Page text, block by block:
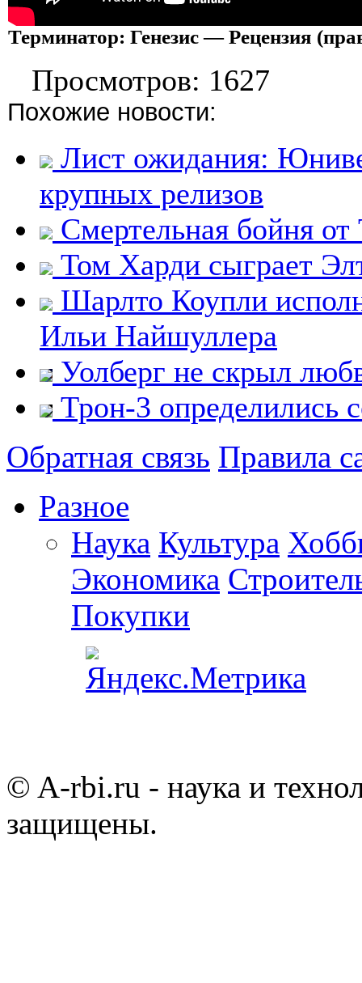
Терминатор: Генезис — Рецензия
Просмотров: 1627
Похожие новости:
Лист ожидания:
крупных релизов
Смертельная бойня
Том Харди сыграет
Шарлто Коупли
Ильи Найшуллера
Уолберг не скрыл
Трон-3 определились
Обратная связь Правила
Разное
Наука Культура
Экономика
Покупки
© A-rbi.ru - наука и
защищены.